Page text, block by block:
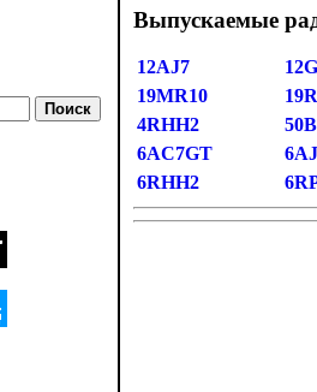
Выпускаемые
12AJ7
19MR10
4RHH2
6AC7GT
6RHH2